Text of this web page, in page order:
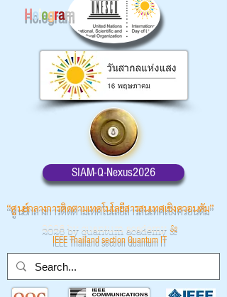
Hologram
SIAM-Q-Nexus2026
“ศูนย์กลางการติดตามเทคโนโลยีสารสนเทศเชิงควอนตัม”
2026 by quantum academy &
IEEE Thailand section Quantum IT